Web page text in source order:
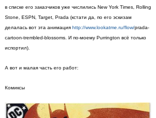
в списке его заказчиков уже числились New York Times, Rolling
Stone, ESPN, Target, Prada (кстати да, по его эскизам
делалась вот эта анимация http://www.lookatme.ru/flow/prada-
cartoon-trembled-blossoms. И по-моему Purrington всё только
испортил).
А вот и малая часть его работ:
Комиксы